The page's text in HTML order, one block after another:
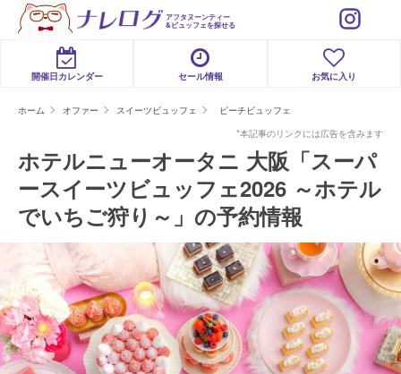
アフタヌーンティー
&ビュッフェを探せる
開催日カレンダー セール情報 お気に入り
ホーム オファー スイーツビュッフェ
ピーチビュッフェ
*本記事のリンクには広告を含みます
ホテルニューオータニ 大阪「スーパ
ースイーツビュッフェ2026 ～ホテル
でいちご狩り～」の予約情報